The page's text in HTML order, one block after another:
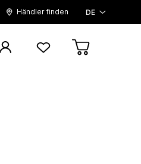
Händler finden DE